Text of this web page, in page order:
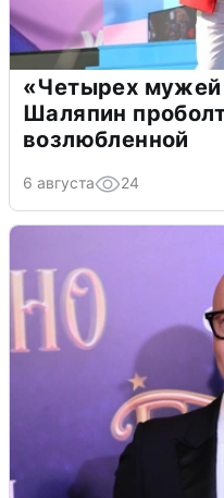
«Четырех мужей
Шаляпин
возлюбленной
6 августа 24